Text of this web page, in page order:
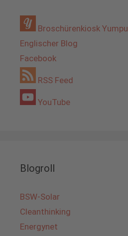
Broschürenkiosk Yumpu
Englischer Blog
Facebook
RSS Feed
YouTube
Blogroll
BSW-Solar
Cleanthinking
Energynet